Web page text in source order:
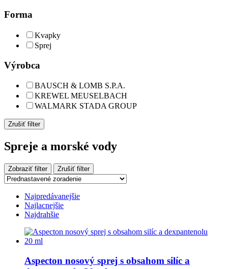
Forma
Kvapky
Sprej
Výrobca
BAUSCH & LOMB S.P.A.
KREWEL MEUSELBACH
WALMARK STADA GROUP
Zrušiť filter
Spreje a morské vody
Zobraziť filter Zrušiť filter
Najpredávanejšie
Najlacnejšie
Najdrahšie
Aspecton nosový sprej s obsahom silíc a